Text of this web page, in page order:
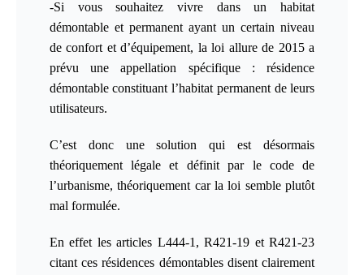
-Si vous souhaitez vivre dans un habitat
démontable et permanent ayant un certain niveau
de confort et d’équipement, la loi allure de 2015 a
prévu une appellation spécifique :résidence
démontable constituant l’habitat permanent de leurs
utilisateurs.
C’est donc une solution qui est désormais
théoriquement légale et définit par le code de
l’urbanisme, théoriquement car la loi semble plutôt
mal formulée.
En effet les articles L444-1, R421-19 et R421-23
citant ces résidences démontables disent clairement